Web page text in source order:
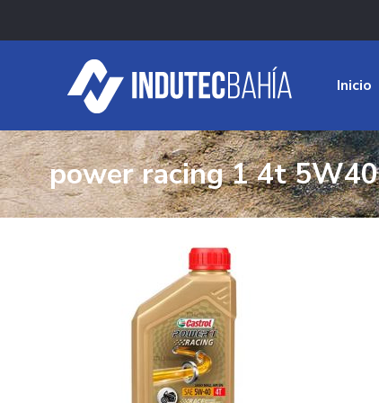
Inicio
power racing 1 4t 5W40